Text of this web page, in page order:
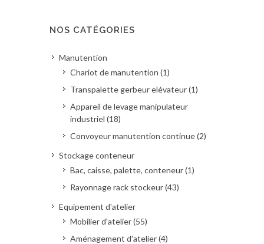
NOS CATÉGORIES
Manutention
Chariot de manutention (1)
Transpalette gerbeur elévateur (1)
Appareil de levage manipulateur
industriel (18)
Convoyeur manutention continue (2)
Stockage conteneur
Bac, caisse, palette, conteneur (1)
Rayonnage rack stockeur (43)
Equipement d'atelier
Mobilier d'atelier (55)
Aménagement d'atelier (4)